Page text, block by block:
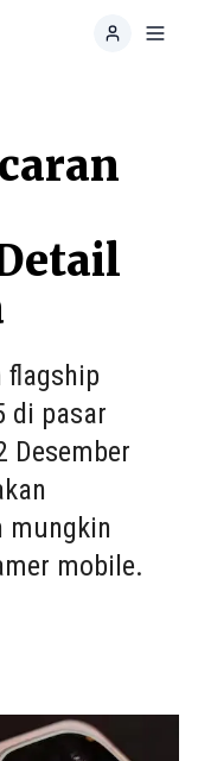
flagship
di pasar
Desember
mungkin
mobile.